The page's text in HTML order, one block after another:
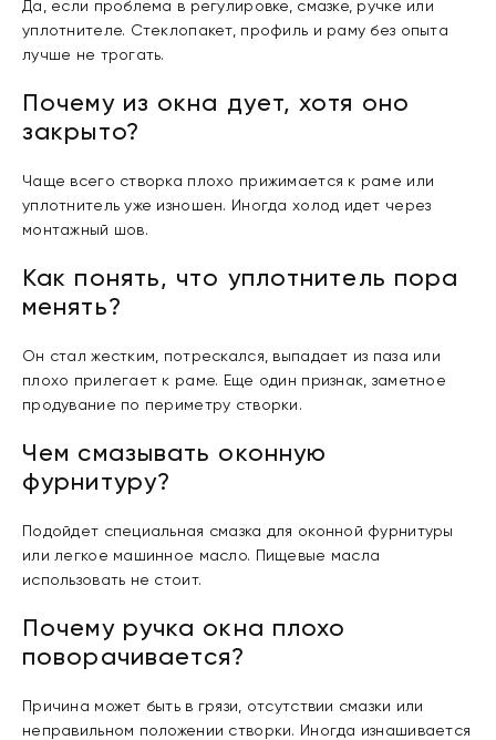
Да, если проблема в регулировке, смазке, ручке или
уплотнителе. Стеклопакет, профиль и раму без опыта
лучше не трогать.
Почему из окна дует, хотя оно
закрыто?
Чаще всего створка плохо прижимается к раме или
уплотнитель уже изношен. Иногда холод идет через
монтажный шов.
Как понять, что уплотнитель пора
менять?
Он стал жестким, потрескался, выпадает из паза или
плохо прилегает к раме. Еще один признак, заметное
продувание по периметру створки.
Чем смазывать оконную
фурнитуру?
Подойдет специальная смазка для оконной фурнитуры
или легкое машинное масло. Пищевые масла
использовать не стоит.
Почему ручка окна плохо
поворачивается?
Причина может быть в грязи, отсутствии смазки или
неправильном положении створки. Иногда изнашивается